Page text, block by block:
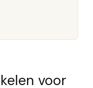
voor